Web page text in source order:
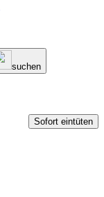
suchen
Sofort eintüten